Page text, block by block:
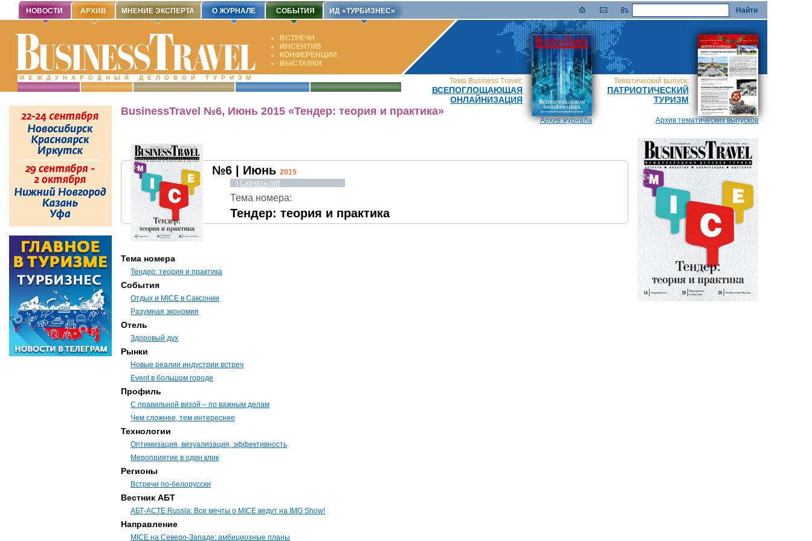
МЕЖДУНАРОДНЫЙ ДЕЛОВОЙ ТУРИЗМ
ВСТРЕЧИ
ИНСЕНТИВ
КОНФЕРЕНЦИИ
ВЫСТАВКИ
НОВОСТИ АРХИВ МНЕНИЕ ЭКСПЕРТА О ЖУРНАЛЕ СОБЫТИЯ ИД «ТУРБИЗНЕС»
Тема Business Travel:
ВСЕПОГЛОЩАЮЩАЯ
ОНЛАЙНИЗАЦИЯ
Архив журнала
Тематический выпуск:
ПАТРИОТИЧЕСКИЙ
ТУРИЗМ
Архив тематических выпусков
BusinessTravel №6, Июнь 2015 «Тендер: теория и практика»
№6 | Июнь 2015
Скачать pdf
Тема номера:
Тендер: теория и практика
Тема номера
Тендер: теория и практика
События
Отдых и MICE в Саксонии
Разумная экономия
Отель
Здоровый дух
Рынки
Новые реалии индустрии встреч
Event в большом городе
Профиль
С правильной визой – по важным делам
Чем сложнее, тем интереснее
Технологии
Оптимизация, визуализация, эффективность
Мероприятие в один клик
Регионы
Встречи по-белорусски
Вестник АБТ
АБТ-ACTE Russia: Все мечты о MICE ведут на IMG Show!
Направление
MICE на Северо-Западе: амбициозные планы